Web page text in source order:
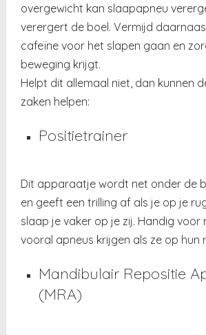
overgewicht kan slaapapneu
verergert de boel. Vermijd
cafeïne voor het slapen gaan en
beweging krijgt.
Helpt dit allemaal niet, dan kunnen
zaken helpen:
Positietrainer
Dit apparaatje wordt net onder de
en geeft een trilling af als je op je
slaap je vaker op je zij. Handig voor
vooral apneus krijgen als ze op hun
Mandibulair Repositie
(MRA)